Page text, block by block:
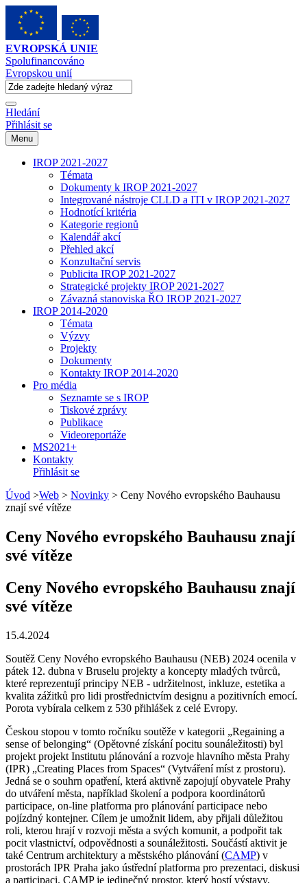
EVROPSKÁ UNIE
Spolufinancováno
Evropskou unií
Hledání
Přihlásit se
Menu
IROP 2021-2027
Témata
Dokumenty k IROP 2021-2027
Integrované nástroje CLLD a ITI v IROP 2021-2027
Hodnotící kritéria
Kategorie regionů
Kalendář akcí
Přehled akcí
Konzultační servis
Publicita IROP 2021-2027
Strategické projekty IROP 2021-2027
Závazná stanoviska ŘO IROP 2021-2027
IROP 2014-2020
Témata
Výzvy
Projekty
Dokumenty
Kontakty IROP 2014-2020
Pro média
Seznamte se s IROP
Tiskové zprávy
Publikace
Videoreportáže
MS2021+
Kontakty
Přihlásit se
Úvod >Web > Novinky > Ceny Nového evropského Bauhausu
znají své vítěze
Ceny Nového evropského Bauhausu znají
své vítěze
Ceny Nového evropského Bauhausu znají
své vítěze
15.4.2024
Soutěž Ceny Nového evropského Bauhausu (NEB) 2024 ocenila v
pátek 12. dubna v Bruselu projekty a koncepty mladých tvůrců,
které reprezentují principy NEB - udržitelnost, inkluze, estetika a
kvalita zážitků pro lidi prostřednictvím designu a pozitivních emocí.
Porota vybírala celkem z 530 přihlášek z celé Evropy.
Českou stopou v tomto ročníku soutěže v kategorii „Regaining a
sense of belonging“ (Opětovné získání pocitu sounáležitosti) byl
projekt projekt Institutu plánování a rozvoje hlavního města Prahy
(IPR) „Creating Places from Spaces“ (Vytváření míst z prostoru).
Jedná se o souhrn opatření, která aktivně zapojují obyvatele Prahy
do utváření města, například školení a podpora koordinátorů
participace, on-line platforma pro plánování participace nebo
pojízdný kontejner. Cílem je umožnit lidem, aby přijali důležitou
roli, kterou hrají v rozvoji města a svých komunit, a podpořit tak
pocit vlastnictví, odpovědnosti a sounáležitosti. Součástí aktivit je
také Centrum architektury a městského plánování (CAMP) v
prostorách IPR Praha jako ústřední platforma pro prezentaci, diskusi
a participaci. CAMP je jedinečný prostor, který hostí výstavy,